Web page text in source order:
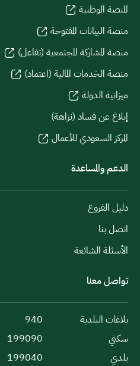
المنصة الوطنية
منصة البيانات المفتوحة
منصة المشاركة المجتمعية (تفاعل)
منصة الخدمات المالية (اعتماد)
ميزانية الدولة
إبلاغ عن فساد (نزاهة)
المركز السعودي للأعمال
الدعم والمساعدة
دليل الفروع
اتصل بنا
الأسئلة الشائعة
تواصل معنا
بلاغات البلدية
940
سكني
199090
بلدي
199040